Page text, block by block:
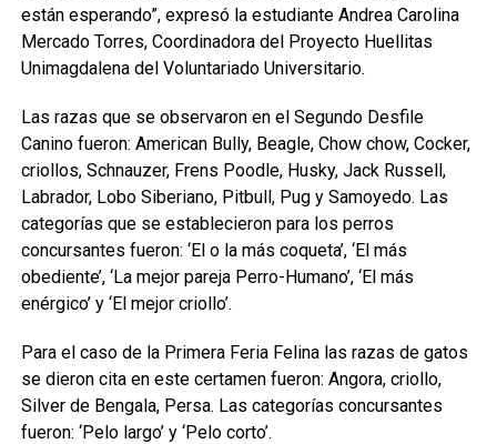
están esperando”, expresó la estudiante Andrea Carolina
Mercado Torres, Coordinadora del Proyecto Huellitas
Unimagdalena del Voluntariado Universitario.
Las razas que se observaron en el Segundo Desfile
Canino fueron: American Bully, Beagle, Chow chow, Cocker,
criollos, Schnauzer, Frens Poodle, Husky, Jack Russell,
Labrador, Lobo Siberiano, Pitbull, Pug y Samoyedo. Las
categorías que se establecieron para los perros
concursantes fueron: ‘El o la más coqueta’, ‘El más
obediente’, ‘La mejor pareja Perro-Humano’, ‘El más
enérgico’ y ‘El mejor criollo’.
Para el caso de la Primera Feria Felina las razas de gatos
se dieron cita en este certamen fueron: Angora, criollo,
Silver de Bengala, Persa. Las categorías concursantes
fueron: ‘Pelo largo’ y ‘Pelo corto’.